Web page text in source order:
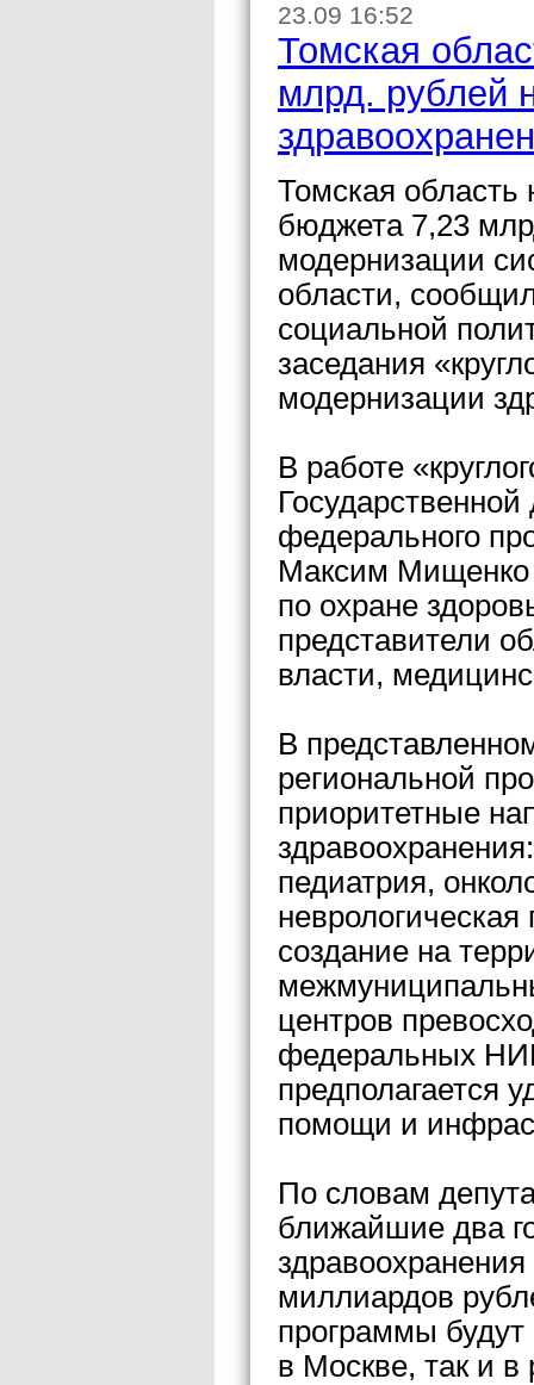
23.09 16:52
Томская
млрд. рублей
Томская область
бюджета 7,23
модернизации
области,
социальной
заседания
модернизации
В работе
федерального
Максим Мищенко
по охране
представители
власти,
В
региональной
приоритетные
педиатрия,
создание на
центров
федеральных
предполагается
помощи и
По словам
ближайшие два
миллиардов
программы
в Москве, так и в